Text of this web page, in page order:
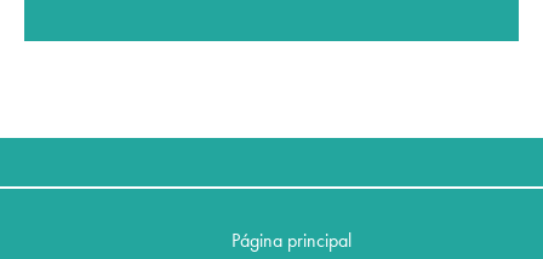
Página principal